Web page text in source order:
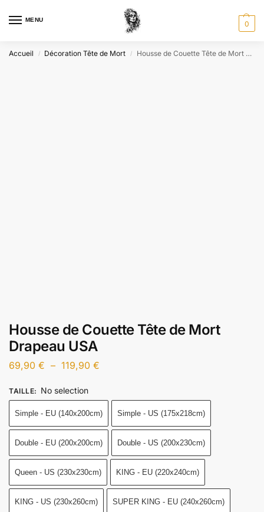
MENU 0
Accueil / Décoration Tête de Mort / Housse de Couette Tête de Mort Drapeau USA
Housse de Couette Tête de Mort
Drapeau USA
69,90 € – 119,90 €
TAILLE: No selection
Simple - EU (140x200cm) Simple - US (175x218cm)
Double - EU (200x200cm) Double - US (200x230cm)
Queen - US (230x230cm) KING - EU (220x240cm)
KING - US (230x260cm) SUPER KING - EU (240x260cm)